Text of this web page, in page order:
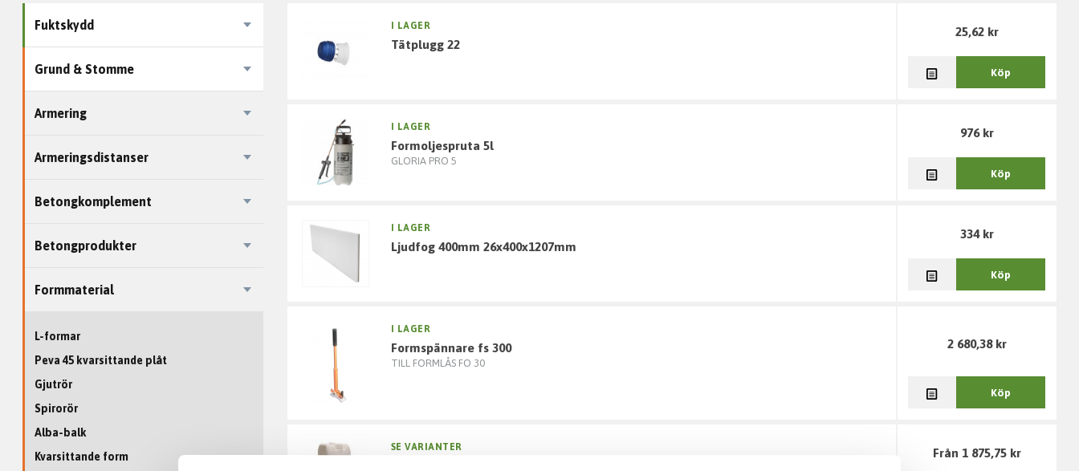
Fuktskydd
Grund & Stomme
Armering
Armeringsdistanser
Betongkomplement
Betongprodukter
Formmaterial
L-formar
Peva 45 kvarsittande plåt
Gjutrör
Spirorör
Alba-balk
Kvarsittande form
I LAGER
tätplugg 22
25,62 kr
Köp
I LAGER
formoljespruta 5l
GLORIA PRO 5
976 kr
Köp
I LAGER
ljudfog 400mm 26x400x1207mm
334 kr
Köp
I LAGER
formspännare fs 300
TILL FORMLÅS FO 30
2 680,38 kr
Köp
SE VARIANTER Från 1 875,75 kr